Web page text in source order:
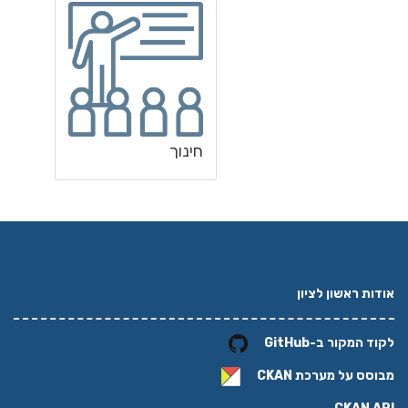
חינוך
אודות ראשון לציון
לקוד המקור ב-GitHub
מבוסס על מערכת CKAN